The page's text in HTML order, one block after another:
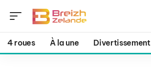
4 roues À la une Divertissement